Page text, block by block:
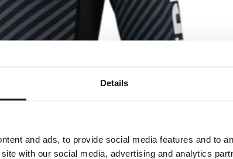
Details
and ads, to provide social media features and to
with our social media, advertising and analytics